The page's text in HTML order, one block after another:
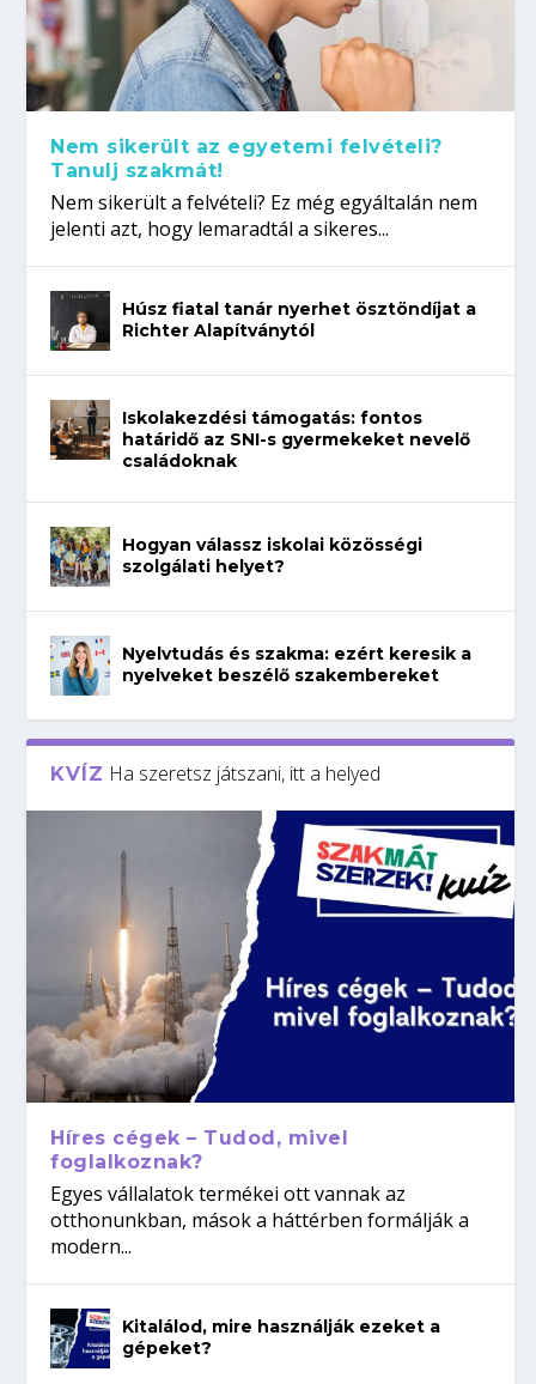
Nem sikerült az egyetemi felvételi?
Tanulj szakmát!
Nem sikerült a felvételi? Ez még egyáltalán nem
jelenti azt, hogy lemaradtál a sikeres...
Húsz fiatal tanár nyerhet ösztöndíjat a
Richter Alapítványtól
Iskolakezdési támogatás: fontos
határidő az SNI-s gyermekeket nevelő
családoknak
Hogyan válassz iskolai közösségi
szolgálati helyet?
Nyelvtudás és szakma: ezért keresik a
nyelveket beszélő szakembereket
KVÍZ Ha szeretsz játszani, itt a helyed
Híres cégek – Tudod, mivel
foglalkoznak?
Egyes vállalatok termékei ott vannak az
otthonunkban, mások a háttérben formálják a
modern...
Kitalálod, mire használják ezeket a
gépeket?